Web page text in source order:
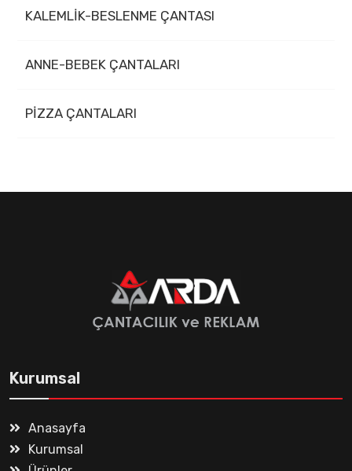
KALEMLİK-BESLENME ÇANTASI
ANNE-BEBEK ÇANTALARI
PİZZA ÇANTALARI
Kurumsal
Anasayfa
Kurumsal